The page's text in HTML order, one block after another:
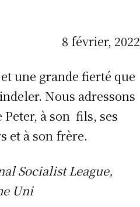
8 février, 2022
une grande fierté que
Nous adressons
Peter, à son fils, ses
et à son frère.
Socialist League,
Uni